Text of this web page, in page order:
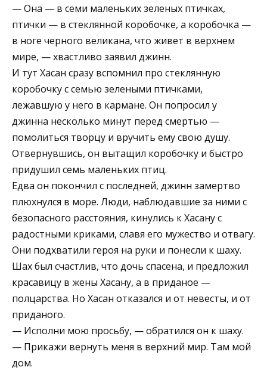
— Она — в семи маленьких зеленых птичках,
птички — в стеклянной коробочке, а коробочка —
в ноге черного великана, что живет в верхнем
мире, — хвастливо заявил джинн.
И тут Хасан сразу вспомнил про стеклянную
коробочку с семью зелеными птичками,
лежавшую у него в кармане. Он попросил у
джинна несколько минут перед смертью —
помолиться творцу и вручить ему свою душу.
Отвернувшись, он вытащил коробочку и быстро
придушил семь маленьких птиц.
Едва он покончил с последней, джинн замертво
плюхнулся в море. Люди, наблюдавшие за ними с
безопасного расстояния, кинулись к Хасану с
радостными криками, славя его мужество и отвагу.
Они подхватили героя на руки и понесли к шаху.
Шах был счастлив, что дочь спасена, и предложил
красавицу в жены Хасану, а в приданое —
полцарства. Но Хасан отказался и от невесты, и от
приданого.
— Исполни мою просьбу, — обратился он к шаху.
— Прикажи вернуть меня в верхний мир. Там мой
дом.